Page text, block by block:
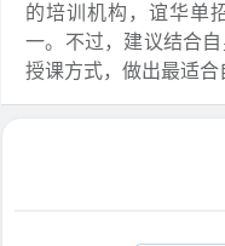
的培训机构，谊华单
一。不过，建议结合
授课方式，做出最适合